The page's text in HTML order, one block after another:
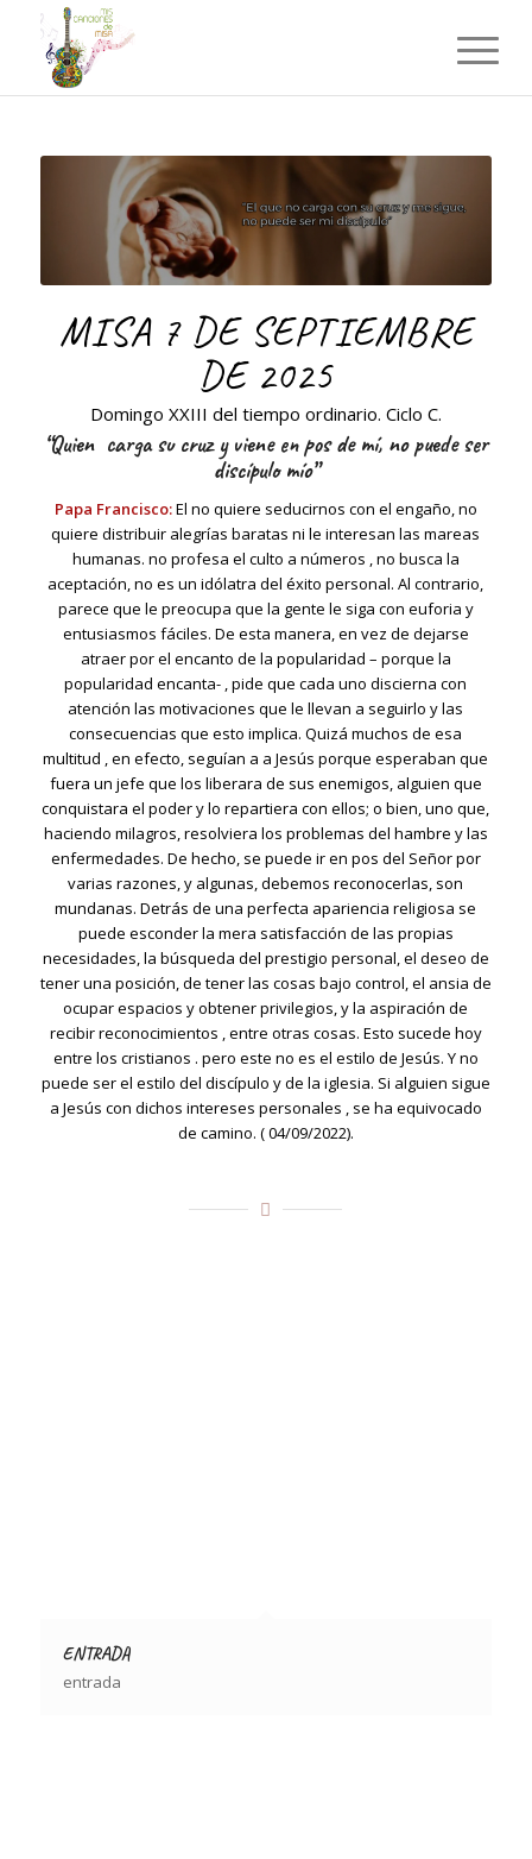
MISA 7 DE SEPTIEMBRE
DE 2025
Domingo XXIII del tiempo ordinario. Ciclo C.
“Quien carga su cruz y viene en pos de mí, no puede ser
discípulo mío”
Papa Francisco:El no quiere seducirnos con el engaño, no
quiere distribuir alegrías baratas ni le interesan las mareas
humanas. no profesa el culto a números , no busca la
aceptación, no es un idólatra del éxito personal. Al contrario,
parece que le preocupa que la gente le siga con euforia y
entusiasmos fáciles. De esta manera, en vez de dejarse
atraer por el encanto de la popularidad – porque la
popularidad encanta- , pide que cada uno discierna con
atención las motivaciones que le llevan a seguirlo y las
consecuencias que esto implica. Quizá muchos de esa
multitud , en efecto, seguían a a Jesús porque esperaban que
fuera un jefe que los liberara de sus enemigos, alguien que
conquistara el poder y lo repartiera con ellos; o bien, uno que,
haciendo milagros, resolviera los problemas del hambre y las
enfermedades. De hecho, se puede ir en pos del Señor por
varias razones, y algunas, debemos reconocerlas, son
mundanas. Detrás de una perfecta apariencia religiosa se
puede esconder la mera satisfacción de las propias
necesidades, la búsqueda del prestigio personal, el deseo de
tener una posición, de tener las cosas bajo control, el ansia de
ocupar espacios y obtener privilegios, y la aspiración de
recibir reconocimientos , entre otras cosas. Esto sucede hoy
entre los cristianos . pero este no es el estilo de Jesús. Y no
puede ser el estilo del discípulo y de la iglesia. Si alguien sigue
a Jesús con dichos intereses personales , se ha equivocado
de camino. ( 04/09/2022).
ENTRADA
entrada